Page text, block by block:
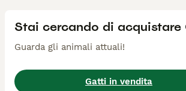
Stai cercando di acquistare
Guarda gli animali attuali!
Gatti in vendita